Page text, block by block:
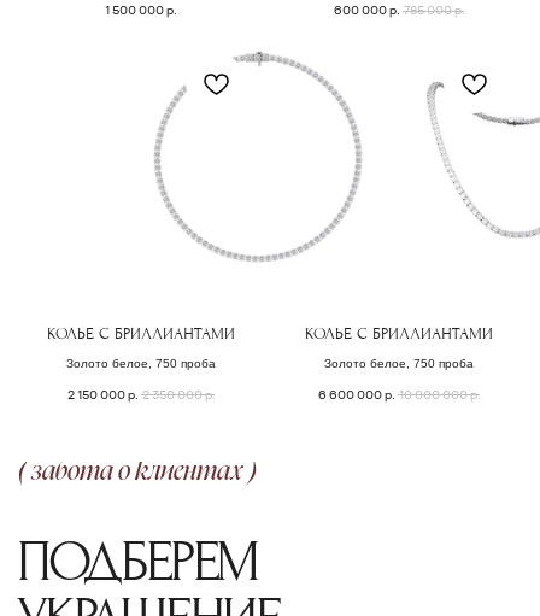
1 500 000р. 600 000р. 785 000р.
КОЛЬЕ С БРИЛЛИАНТАМИ
Золото белое, 750 проба
2 150 000р. 2 350 000р.
КОЛЬЕ С БРИЛЛИАНТАМИ
Золото белое, 750 проба
6 600 000р. 10 000 000р.
во всплывающем окне
ОФОРМЛЕНИЕ ЗАКАЗА